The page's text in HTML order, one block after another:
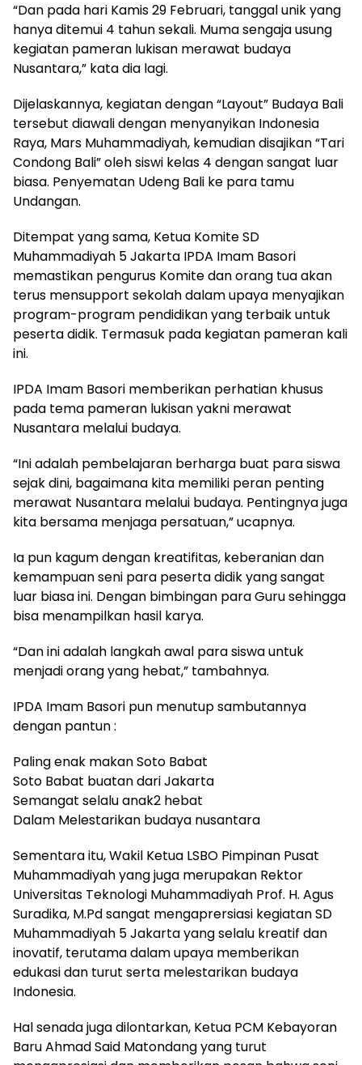
“Dan pada hari Kamis 29 Februari, tanggal unik yang
hanya ditemui 4 tahun sekali. Muma sengaja usung
kegiatan pameran lukisan merawat budaya
Nusantara,” kata dia lagi.
Dijelaskannya, kegiatan dengan “Layout” Budaya Bali
tersebut diawali dengan menyanyikan Indonesia
Raya, Mars Muhammadiyah, kemudian disajikan “Tari
Condong Bali” oleh siswi kelas 4 dengan sangat luar
biasa. Penyematan Udeng Bali ke para tamu
Undangan.
Ditempat yang sama, Ketua Komite SD
Muhammadiyah 5 Jakarta IPDA Imam Basori
memastikan pengurus Komite dan orang tua akan
terus mensupport sekolah dalam upaya menyajikan
program-program pendidikan yang terbaik untuk
peserta didik. Termasuk pada kegiatan pameran kali
ini.
IPDA Imam Basori memberikan perhatian khusus
pada tema pameran lukisan yakni merawat
Nusantara melalui budaya.
“Ini adalah pembelajaran berharga buat para siswa
sejak dini, bagaimana kita memiliki peran penting
merawat Nusantara melalui budaya. Pentingnya juga
kita bersama menjaga persatuan,” ucapnya.
Ia pun kagum dengan kreatifitas, keberanian dan
kemampuan seni para peserta didik yang sangat
luar biasa ini. Dengan bimbingan para Guru sehingga
bisa menampilkan hasil karya.
“Dan ini adalah langkah awal para siswa untuk
menjadi orang yang hebat,” tambahnya.
IPDA Imam Basori pun menutup sambutannya
dengan pantun :
Paling enak makan Soto Babat
Soto Babat buatan dari Jakarta
Semangat selalu anak2 hebat
Dalam Melestarikan budaya nusantara
Sementara itu, Wakil Ketua LSBO Pimpinan Pusat
Muhammadiyah yang juga merupakan Rektor
Universitas Teknologi Muhammadiyah Prof. H. Agus
Suradika, M.Pd sangat mengaprersiasi kegiatan SD
Muhammadiyah 5 Jakarta yang selalu kreatif dan
inovatif, terutama dalam upaya memberikan
edukasi dan turut serta melestarikan budaya
Indonesia.
Hal senada juga dilontarkan, Ketua PCM Kebayoran
Baru Ahmad Said Matondang yang turut